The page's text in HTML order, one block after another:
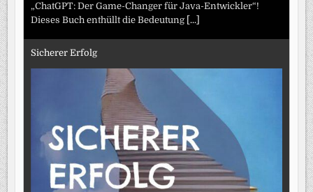
„ChatGPT: Der Game-Changer für Java-Entwickler“!
Dieses Buch enthüllt die Bedeutung [...]
Sicherer Erfolg